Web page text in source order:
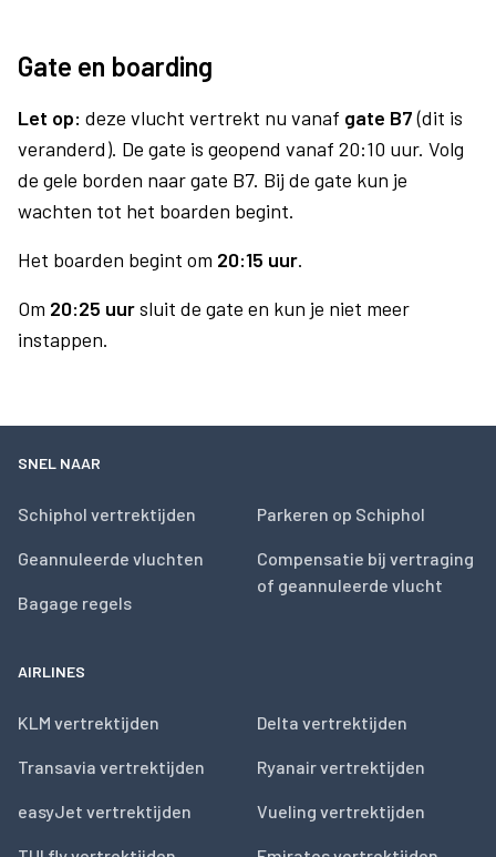
Gate en boarding
Let op: deze vlucht vertrekt nu vanaf gate B7(dit is
veranderd). De gate is geopend vanaf 20:10 uur. Volg
de gele borden naar gate B7. Bij de gate kun je
wachten tot het boarden begint.
Het boarden begint om 20:15 uur.
Om 20:25 uursluit de gate en kun je niet meer
instappen.
SNEL NAAR
Schiphol vertrektijden
Geannuleerde vluchten
Bagage regels
Parkeren op Schiphol
Compensatie bij vertraging
of geannuleerde vlucht
AIRLINES
KLM vertrektijden
Transavia vertrektijden
easyJet vertrektijden
Delta vertrektijden
Ryanair vertrektijden
Vueling vertrektijden